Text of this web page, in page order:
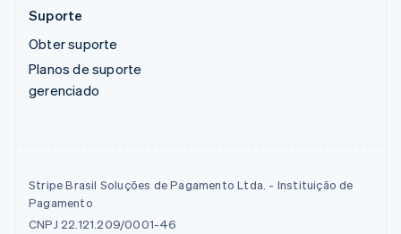
Suporte
Obter suporte
Planos de suporte
gerenciado
Stripe Brasil Soluções de Pagamento Ltda. - Instituição de
Pagamento
CNPJ 22.121.209/0001-46